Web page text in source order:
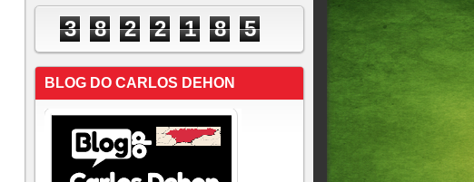
3 8 2 2 1 8 5
BLOG DO CARLOS DEHON